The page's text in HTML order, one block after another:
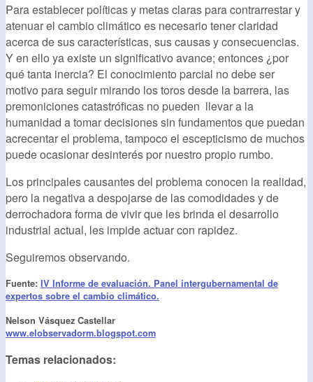
Para establecer políticas y metas claras para contrarrestar y
atenuar el cambio climático es necesario tener claridad
acerca de sus características, sus causas y consecuencias.
Y en ello ya existe un significativo avance; entonces ¿por
qué tanta inercia? El conocimiento parcial no debe ser
motivo para seguir mirando los toros desde la barrera, las
premoniciones catastróficas no pueden llevar a la
humanidad a tomar decisiones sin fundamentos que puedan
acrecentar el problema, tampoco el escepticismo de muchos
puede ocasionar desinterés por nuestro propio rumbo.
Los principales causantes del problema conocen la realidad,
pero la negativa a despojarse de las comodidades y de
derrochadora forma de vivir que les brinda el desarrollo
industrial actual, les impide actuar con rapidez.
Seguiremos observando.
Fuente: IV Informe de evaluación. Panel intergubernamental de
expertos sobre el cambio climático.
Nelson Vásquez Castellar
www.elobservadorm.blogspot.com
Temas relacionados: